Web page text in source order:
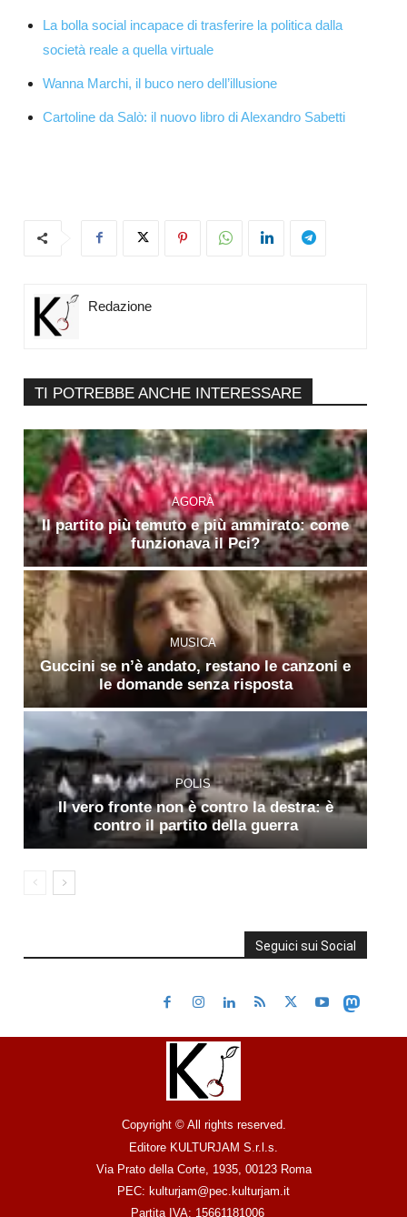
La bolla social incapace di trasferire la politica dalla
società reale a quella virtuale
Wanna Marchi, il buco nero dell’illusione
Cartoline da Salò: il nuovo libro di Alexandro Sabetti
Redazione
TI POTREBBE ANCHE INTERESSARE
AGORÀ
Il partito più temuto e più ammirato: come
funzionava il Pci?
MUSICA
Guccini se n’è andato, restano le canzoni e
le domande senza risposta
POLIS
Il vero fronte non è contro la destra: è
contro il partito della guerra
Seguici sui Social
Copyright © All rights reserved.
Editore KULTURJAM S.r.l.s.
Via Prato della Corte, 1935, 00123 Roma
PEC: kulturjam@pec.kulturjam.it
Partita IVA: 15661181006